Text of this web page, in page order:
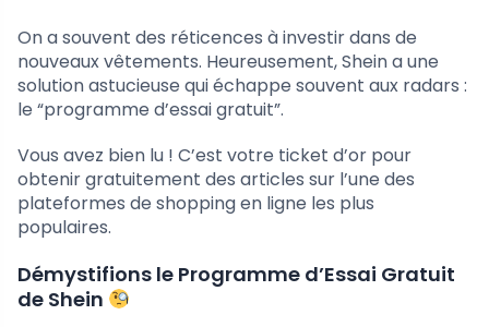
On a souvent des réticences à investir dans de
nouveaux vêtements. Heureusement, Shein a une
solution astucieuse qui échappe souvent aux radars :
le “programme d’essai gratuit”.
Vous avez bien lu ! C’est votre ticket d’or pour
obtenir gratuitement des articles sur l’une des
plateformes de shopping en ligne les plus
populaires.
Démystifions le Programme d’Essai Gratuit
de Shein